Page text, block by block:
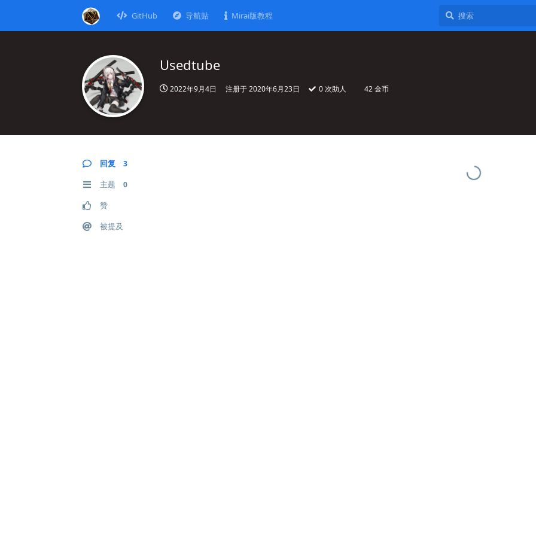
GitHub 导航贴 Mirai版教程
Usedtube
2022年9月4日 注册于2020年6月23日 0 次助人 42 金币
回复 3
主题 0
赞
被提及